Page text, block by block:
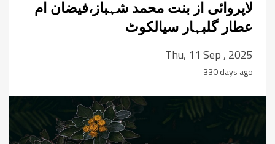
لاپروائی از بنت محمد شہباز،فیضان ام
عطار گلبہار سیالکوٹ
Thu, 11 Sep , 2025
330 days ago